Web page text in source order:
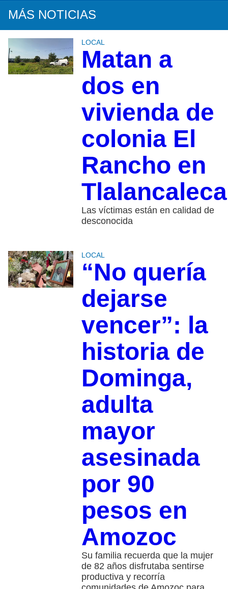
MÁS NOTICIAS
LOCAL
Matan a
dos en
vivienda de
colonia El
Rancho en
Tlalancaleca
Las víctimas están en calidad de
desconocida
LOCAL
“No quería
dejarse
vencer”: la
historia de
Dominga,
adulta
mayor
asesinada
por 90
pesos en
Amozoc
Su familia recuerda que la mujer
de 82 años disfrutaba sentirse
productiva y recorría